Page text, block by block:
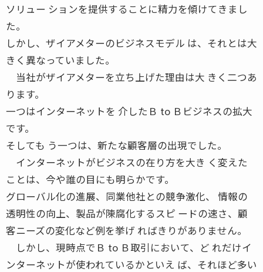
ソリュー ションを提供することに精力を傾けてきまし
た。
しかし、ザイアメターのビジネスモデル は、それとは大
きく異なっていました。
当社がザイアメターを立ち上げた理由は大 きく二つあ
ります。
一つはインターネットを 介したＢ to Ｂビジネスの拡大
です。
そしても う一つは、新たな顧客層の出現でした。
インターネットがビジネスの在り方を大き く変えた
ことは、今や誰の目にも明らかです。
グローバル化の進展、同業他社との競争激化、 情報の
透明性の向上、製品が陳腐化するスピ ードの速さ、顧
客ニーズの変化など例を挙げ ればきりがありません。
しかし、現時点でＢ to Ｂ取引において、ど れだけイ
ンターネットが使われているかといえ ば、それほど多い